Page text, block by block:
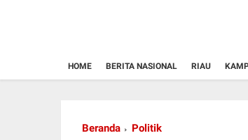
HOME BERITA NASIONAL RIAU
Beranda Politik